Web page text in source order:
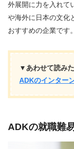
外展開に力を入れて
や海外に日本の文化
おすすめの企業です。
▼あわせて読み
ADKのインター
ADKの就職難